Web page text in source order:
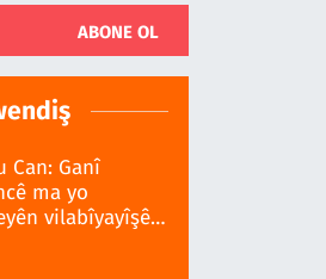
ABONE OL
Can: Ganî
ma yo
vilabîyayîşê